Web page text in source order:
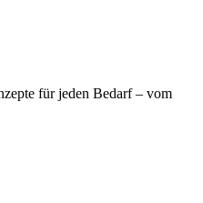
für jeden Bedarf – vom